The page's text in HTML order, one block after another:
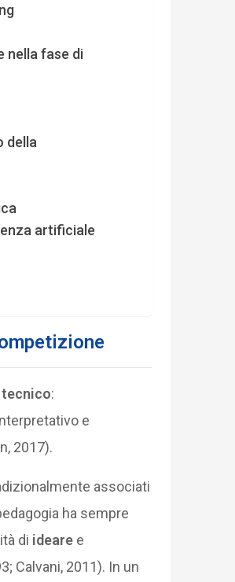
nella fase di
della
artificiale
:
e
2017).
associati
ha sempre
di idearee
Calvani, 2011). In un